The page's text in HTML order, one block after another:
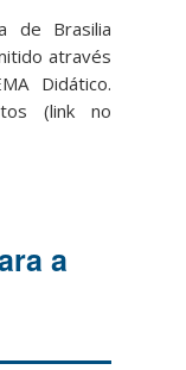
de Brasilia
através
Didático.
(link no
a